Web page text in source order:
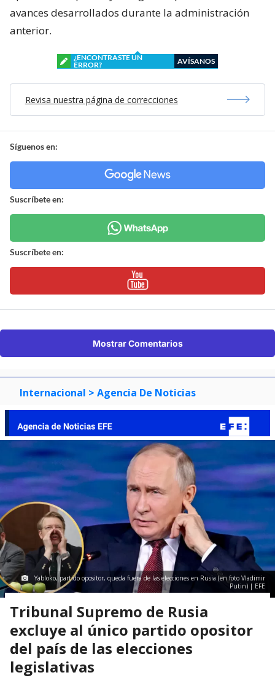
avances desarrollados durante la administración
anterior.
¿ENCONTRASTE UN
ERROR?
AVÍSANOS
Revisa nuestra página de correcciones
Síguenos en:
Suscríbete en:
Suscríbete en:
Mostrar Comentarios
Internacional > Agencia De Noticias
Yabloko, partido opositor, queda fuera de las elecciones en Rusia (en foto Vladimir
Putin) | EFE
Tribunal Supremo de Rusia
excluye al único partido opositor
del país de las elecciones
legislativas